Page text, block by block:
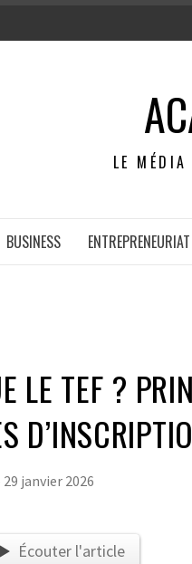
LE MÉDIA
BUSINESS ENTREPRENEURIAT
LE TEF ?
29 janvier 2026
Écouter l'article